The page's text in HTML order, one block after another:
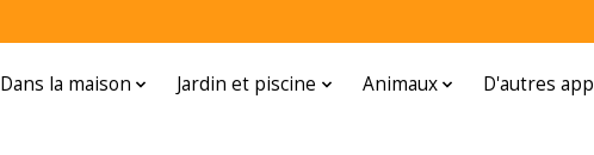
Dans la maison Jardin et piscine Animaux D'autres